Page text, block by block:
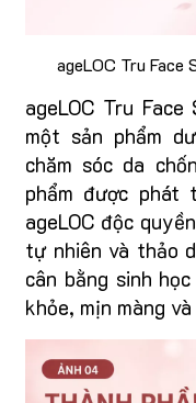
ageLOC Tru Face
ageLOC Tru
một sản phẩm
chăm sóc da
phẩm được phát
ageLOC độc
tự nhiên và thảo
cân bằng sinh
khỏe, mịn màng